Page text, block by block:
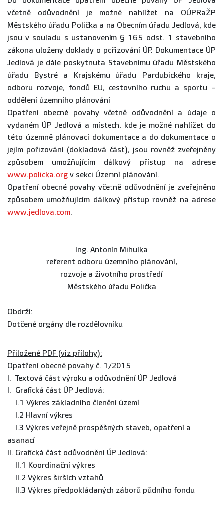
včetně odůvodnění je možné nahlížet na OÚPRaŽP
Městského úřadu Polička a na Obecním úřadu Jedlová, kde
jsou v souladu s ustanovením § 165 odst. 1 stavebního
zákona uloženy doklady o pořizování ÚP. Dokumentace ÚP
Jedlová je dále poskytnuta Stavebnímu úřadu Městského
úřadu Bystré a Krajskému úřadu Pardubického kraje,
odboru rozvoje, fondů EU, cestovního ruchu a sportu –
oddělení územního plánování.
Opatření obecné povahy včetně odůvodnění a údaje o
vydaném ÚP Jedlová a místech, kde je možné nahlížet do
této územně plánovací dokumentace a do dokumentace o
jejím pořizování (dokladová část), jsou rovněž zveřejněny
způsobem umožňujícím dálkový přístup na adrese
www.policka.org v sekci Územní plánování.
Opatření obecné povahy včetně odůvodnění je zveřejněno
způsobem umožňujícím dálkový přístup rovněž na adrese
www.jedlova.com.
Ing. Antonín Mihulka
referent odboru územního plánování,
rozvoje a životního prostředí
Městského úřadu Polička
Obdrží:
Dotčené orgány dle rozdělovníku
Přiložené PDF (viz přílohy):
Opatření obecné povahy č. 1/2015
I. Textová část výroku a odůvodnění ÚP Jedlová
I. Grafická část ÚP Jedlová:
I.1 Výkres základního členění území
I.2 Hlavní výkres
I.3 Výkres veřejně prospěšných staveb, opatření a
asanací
II. Grafická část odůvodnění ÚP Jedlová:
II.1 Koordinační výkres
II.2 Výkres širších vztahů
II.3 Výkres předpokládaných záborů půdního fondu